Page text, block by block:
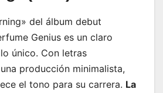
del álbum debut
Genius es un claro
único. Con letras
producción minimalista,
el tono para su carrera. La